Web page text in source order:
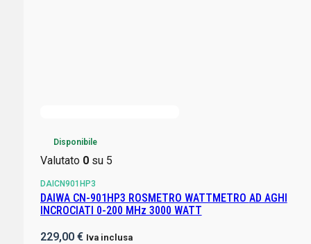
Disponibile
Valutato 0su 5
DAICN901HP3
DAIWA CN-901HP3 ROSMETRO WATTMETRO AD AGHI
INCROCIATI 0-200 MHz 3000 WATT
229,00 € Iva inclusa